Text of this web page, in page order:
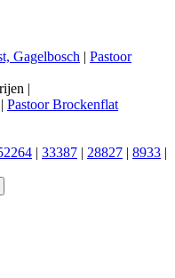
Gagelbosch | Pastoor
|
| Pastoor Brockenflat
| 33387 | 28827 | 8933 |